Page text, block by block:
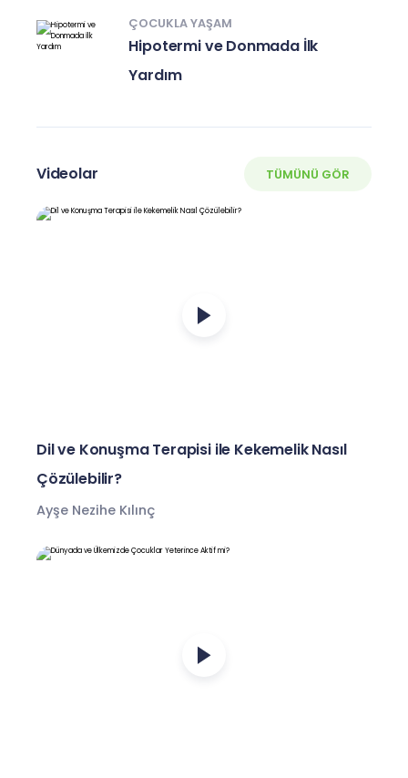
ÇOCUKLA YAŞAM
Hipotermi ve Donmada İlk
Yardım
Videolar TÜMÜNÜ GÖR
Dil ve Konuşma Terapisi ile Kekemelik Nasıl
Çözülebilir?
Ayşe Nezihe Kılınç